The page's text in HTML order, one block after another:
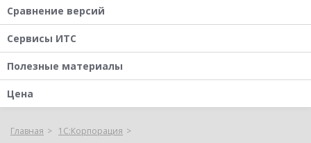
Сравнение версий
Сервисы ИТС
Полезные материалы
Цена
Главная
1С:Корпорация